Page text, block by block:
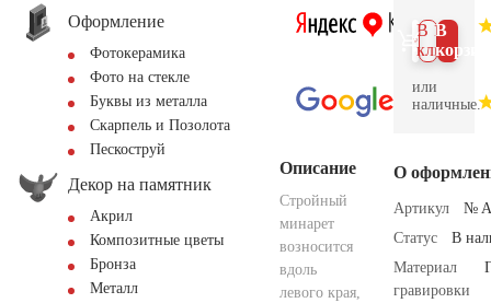
Оформление
Фотокерамика
Фото на стекле
Буквы из металла
Скарпель и Позолота
Пескоструй
Декор на памятник
Акрил
Композитные цветы
Бронза
Металл
Описание
Стройный
минарет
возносится
вдоль
левого края,
В
В 1
клик
или
наличные.
О
Артикул
№
Статус
В
Материал
гравировки